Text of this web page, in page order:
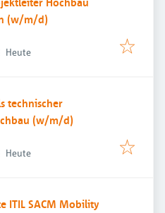
(w/m/d)
Veröffentlicht
Heute
technischer
(w/m/d)
Veröffentlicht
Heute
ITIL SACM Mobility